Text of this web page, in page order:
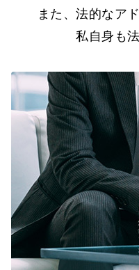
また、法的なア
私自身も